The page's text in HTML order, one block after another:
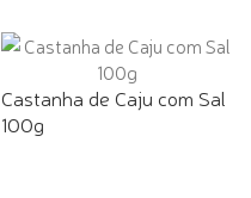
Castanha de Caju com Sal
100g